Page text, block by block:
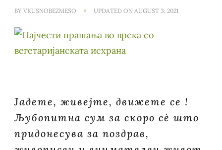
BY VKUSNOBEZMESO UPDATED ON AUGUST 3, 2021
Јадете, живејте, движете се !
Љубопитна сум за скоро сè што
придонесува за поздрав,